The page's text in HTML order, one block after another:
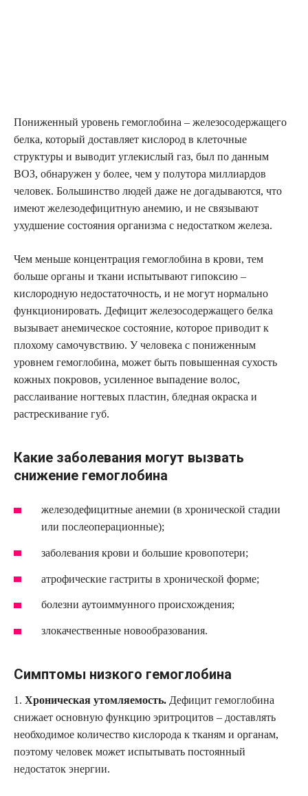
Пониженный уровень гемоглобина – железосодержащего
белка, который доставляет кислород в клеточные
структуры и выводит углекислый газ, был по данным
ВОЗ, обнаружен у более, чем у полутора миллиардов
человек. Большинство людей даже не догадываются, что
имеют железодефицитную анемию, и не связывают
ухудшение состояния организма с недостатком железа.
Чем меньше концентрация гемоглобина в крови, тем
больше органы и ткани испытывают гипоксию –
кислородную недостаточность, и не могут нормально
функционировать. Дефицит железосодержащего белка
вызывает анемическое состояние, которое приводит к
плохому самочувствию. У человека с пониженным
уровнем гемоглобина, может быть повышенная сухость
кожных покровов, усиленное выпадение волос,
расслаивание ногтевых пластин, бледная окраска и
растрескивание губ.
Какие заболевания могут вызвать
снижение гемоглобина
железодефицитные анемии (в хронической стадии
или послеоперационные);
заболевания крови и большие кровопотери;
атрофические гастриты в хронической форме;
болезни аутоиммунного происхождения;
злокачественные новообразования.
Симптомы низкого гемоглобина
1. Хроническая утомляемость. Дефицит гемоглобина
снижает основную функцию эритроцитов – доставлять
необходимое количество кислорода к тканям и органам,
поэтому человек может испытывать постоянный
недостаток энергии.